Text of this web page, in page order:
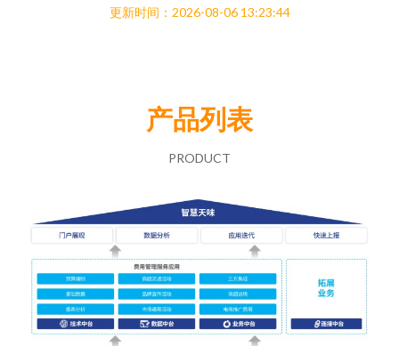
更新时间：2026-08-06 13:23:44
产品列表
PRODUCT